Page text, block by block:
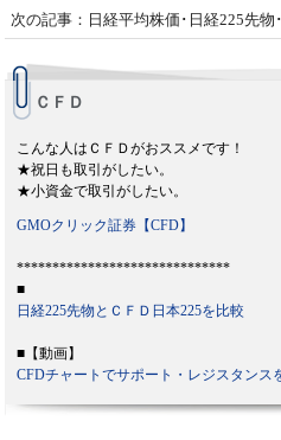
次の記事：日経平均株価･日経225先
ＣＦＤ
こんな人はＣＦＤがおススメです！
★祝日も取引がしたい。
★小資金で取引がしたい。
GMOクリック証券【CFD】
******************************
■
日経225先物とＣＦＤ日本225を比較
■【動画】
CFDチャートでサポート・レジスタンス